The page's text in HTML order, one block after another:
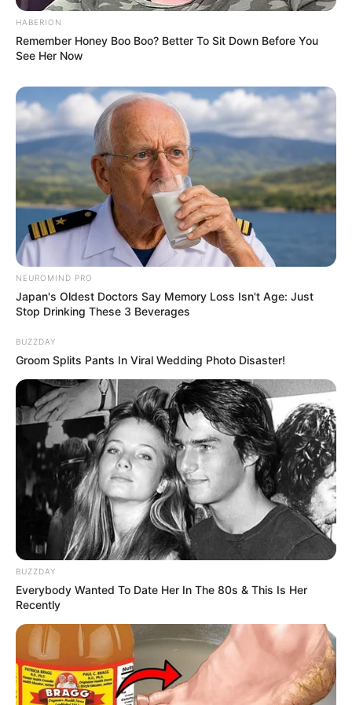
Serem! 9 Chat Ojek Online &
Pelanggan Ini Bikin Auto
Merinding
Bikin Ngakak, 10 Potret
Cosplay Murah Pakai Bahan
Seadanya
HABERION
Remember Honey Boo Boo? Better To Sit Down Before You
See Her Now
NEUROMIND PRO
Japan's Oldest Doctors Say Memory Loss Isn't Age: Just
Stop Drinking These 3 Beverages
BUZZDAY
Groom Splits Pants In Viral Wedding Photo Disaster!
BUZZDAY
Everybody Wanted To Date Her In The 80s & This Is Her
Recently